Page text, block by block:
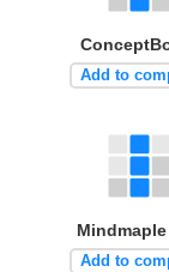
Add to
Add to